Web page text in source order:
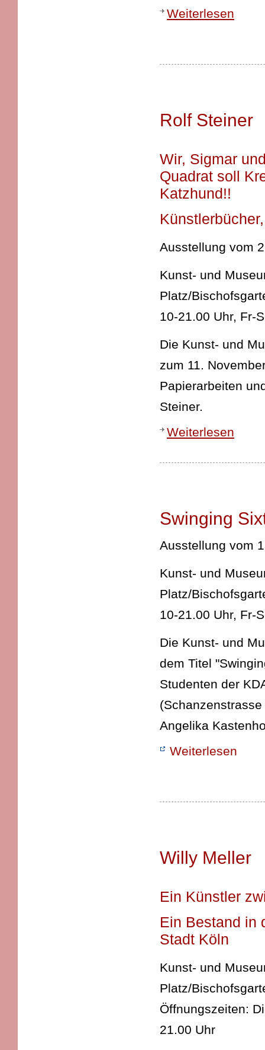
Weiterlesen
Rolf Steiner
Wir, Sigmar
Quadrat soll
Katzhund!!
Ausstellung vom
Kunst- und
Platz/
10-21.00 Uhr, Fr-
Die Kunst- und
zum 11.
Papierarbeiten
Steiner.
Weiterlesen
Swinging
Ausstellung vom
Kunst- und
Platz/
10-21.00 Uhr, Fr-
Die Kunst- und
dem Titel
Studenten der
Angelika
Weiterlesen
Willy Meller
Ein Künstler
Ein Bestand in
Stadt Köln
Kunst- und
Platz/
Öffnungszeiten:
21.00 Uhr